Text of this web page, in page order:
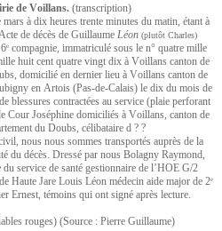
de Voillans.(transcription)
à dix heures trente minutes du matin, étant à
de décès de Guillaume Léon (plutôt Charles)
ecompagnie, immatriculé sous le n° quatre mille
huit cent quatre vingt dix à Voillans canton de
domicilié en dernier lieu à Voillans canton de
en Artois (Pas-de-Calais) le dix du mois de
blessures contractées au service (plaie perforant
Cour Joséphine domiciliés à Voillans, canton de
du Doubs, célibataire d ? ?
nous nous sommes transportés auprès de la
du décès. Dressé par nous Bolagny Raymond,
service de santé gestionnaire de l’HOE G/2
Haute Jare Louis Léon médecin aide major de 2e
Ernest, témoins qui ont signé après lecture.
rouges) (Source : Pierre Guillaume)